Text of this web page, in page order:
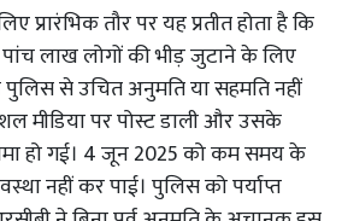
तौर पर यह प्रतीत होता है कि
लाख लोगों की भीड़ जुटाने के लिए
पुलिस से उचित अनुमति या सहमति नहीं
मीडिया पर पोस्ट डाली और उसके
हो गई। 4 जून 2025 को कम समय के
नहीं कर पाई। पुलिस को पर्याप्त